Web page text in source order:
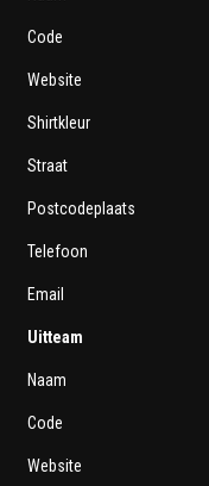
Code
Website
Shirtkleur
Straat
Postcodeplaats
Telefoon
Email
Uitteam
Naam
Code
Website